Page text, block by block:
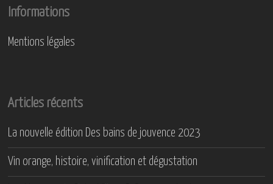
Informations
Mentions légales
Articles récents
La nouvelle édition Des bains de jouvence 2023
Vin orange, histoire, vinification et dégustation